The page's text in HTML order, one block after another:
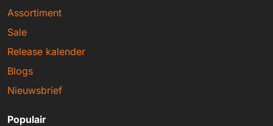
Assortiment
Sale
Release kalender
Blogs
Nieuwsbrief
Populair